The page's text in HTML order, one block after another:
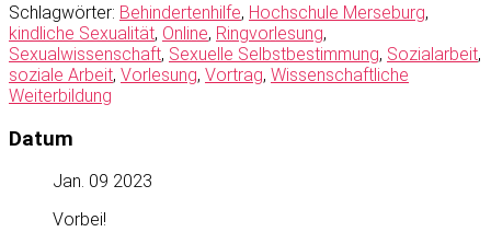
Schlagwörter: Behindertenhilfe, Hochschule Merseburg,
kindliche Sexualität, Online, Ringvorlesung,
Sexualwissenschaft, Sexuelle Selbstbestimmung, Sozialarbeit,
soziale Arbeit, Vorlesung, Vortrag, Wissenschaftliche
Weiterbildung
Datum
Jan. 09 2023
Vorbei!